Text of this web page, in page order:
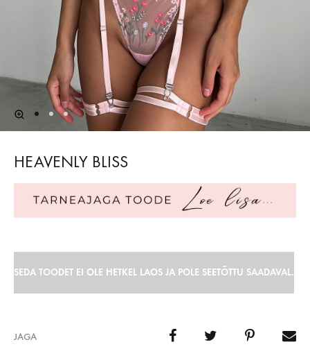
HEAVENLY BLISS
SEDA TOODET EI OLE HETKEL LAOS JA POLE SEETÕTTU SAADAVAL.
JAGA